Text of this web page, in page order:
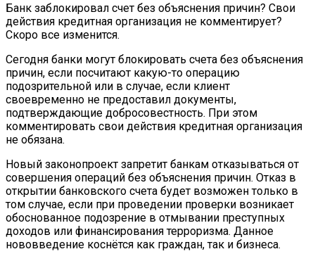
Банк заблокировал счет без объяснения причин? Свои
действия кредитная организация не комментирует?
Скоро все изменится.
Сегодня банки могут блокировать счета без объяснения
причин, если посчитают какую-то операцию
подозрительной или в случае, если клиент
своевременно не предоставил документы,
подтверждающие добросовестность. При этом
комментировать свои действия кредитная организация
не обязана.
Новый законопроект запретит банкам отказываться от
совершения операций без объяснения причин. Отказ в
открытии банковского счета будет возможен только в
том случае, если при проведении проверки возникает
обоснованное подозрение в отмывании преступных
доходов или финансирования терроризма. Данное
нововведение коснётся как граждан, так и бизнеса.